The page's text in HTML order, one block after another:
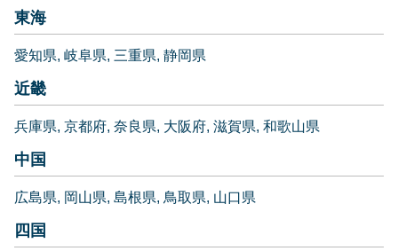
東海
愛知県 岐阜県 三重県 静岡県
近畿
兵庫県 京都府 奈良県 大阪府 滋賀県 和歌山県
中国
広島県 岡山県 島根県 鳥取県 山口県
四国